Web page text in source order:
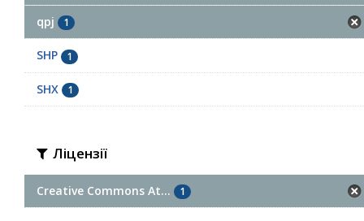
qpj 1
SHP 1
SHX 1
Ліцензії
Creative Commons At... 1